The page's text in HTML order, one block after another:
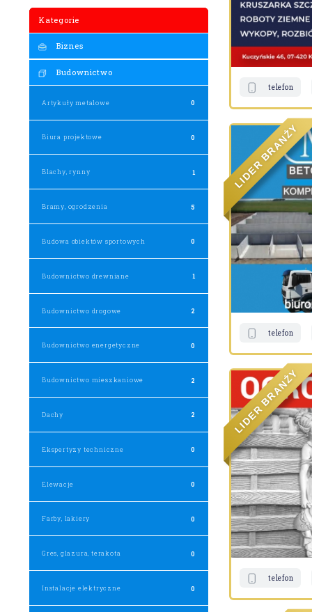
Kategorie
Biznes
Budownictwo
Artykuły metalowe 0
Biura projektowe 0
Blachy, rynny 1
Bramy, ogrodzenia 5
Budowa obiektów sportowych 0
Budownictwo drewniane 1
Budownictwo drogowe 2
Budownictwo energetyczne 0
Budownictwo mieszkaniowe 2
Dachy 2
Ekspertyzy techniczne 0
Elewacje 0
Farby, lakiery 0
Gres, glazura, terakota 0
Instalacje elektryczne 0
telefon
LI
DER
B
RAN
Ż
Y
telefon
LI
DER
B
RANŻ
Y
telefon